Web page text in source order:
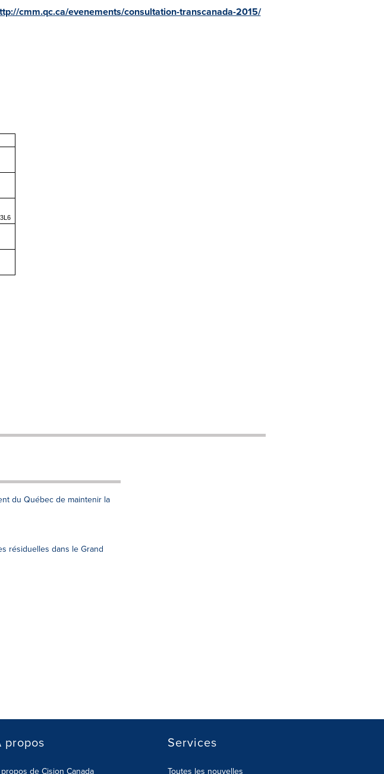
cmm.qc.ca/evenements/consultation-transcanada-2015/
du Québec de maintenir la
résiduelles dans le Grand
propos
de Cision Canada
Services
Toutes les nouvelles